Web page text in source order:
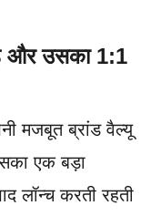
और उसका 1:1
मजबूत ब्रांड वैल्यू
एक बड़ा
लॉन्च करती रहती